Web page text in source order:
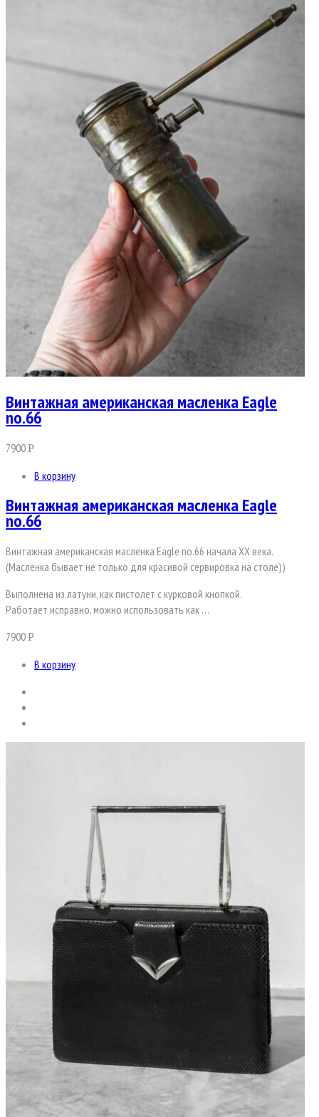
Винтажная американская масленка Eagle
no.66
7900Р
В корзину
Винтажная американская масленка Eagle
no.66
Винтажная американская масленка Eagle no.66 начала XX века.
(Масленка бывает не только для красивой сервировка на столе))
Выполнена из латуни, как пиcтoлет с курковой кнопкой.
Работает исправно, можно использовать как …
7900Р
В корзину